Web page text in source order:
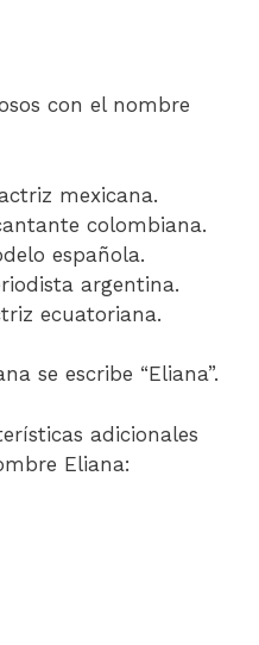
con el nombre
mexicana.
colombiana.
española.
argentina.
ecuatoriana.
se escribe “Eliana”.
adicionales
Eliana: